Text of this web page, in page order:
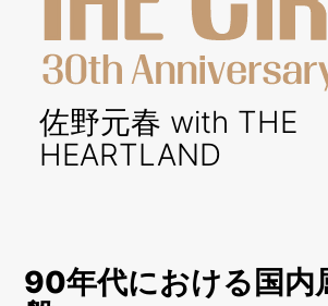
佐野元春 with THE
HEARTLAND
90年代における国内